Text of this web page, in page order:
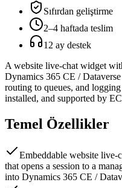
Sıfırdan geliştirme
2–4 haftada teslim
12 ay destek
A website live-chat widget
Dynamics 365 CE /
routing to queues, and
installed, and supported by
Temel Özellikler
Embeddable website
that opens a session to a
into Dynamics 365 CE /